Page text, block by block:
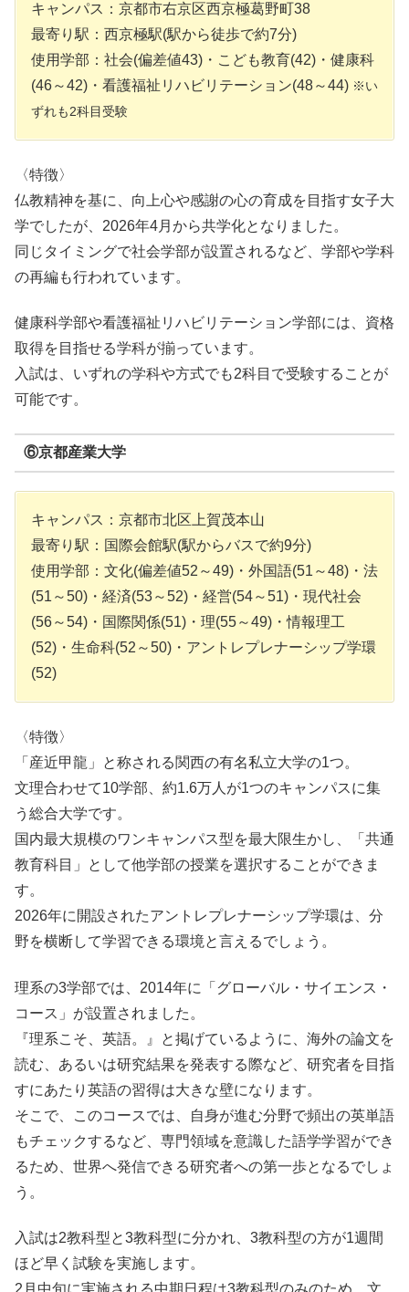
キャンパス：京都市右京区西京極葛野町38
最寄り駅：西京極駅(駅から徒歩で約7分)
使用学部：社会(偏差値43)・こども教育(42)・健康科
(46～42)・看護福祉リハビリテーション(48～44) ※い
ずれも2科目受験
〈特徴〉
仏教精神を基に、向上心や感謝の心の育成を目指す女子大
学でしたが、2026年4月から共学化となりました。
同じタイミングで社会学部が設置されるなど、学部や学科
の再編も行われています。
健康科学部や看護福祉リハビリテーション学部には、資格
取得を目指せる学科が揃っています。
入試は、いずれの学科や方式でも2科目で受験することが
可能です。
⑥京都産業大学
キャンパス：京都市北区上賀茂本山
最寄り駅：国際会館駅(駅からバスで約9分)
使用学部：文化(偏差値52～49)・外国語(51～48)・法
(51～50)・経済(53～52)・経営(54～51)・現代社会
(56～54)・国際関係(51)・理(55～49)・情報理工
(52)・生命科(52～50)・アントレプレナーシップ学環
(52)
〈特徴〉
「産近甲龍」と称される関西の有名私立大学の1つ。
文理合わせて10学部、約1.6万人が1つのキャンパスに集
う総合大学です。
国内最大規模のワンキャンパス型を最大限生かし、「共通
教育科目」として他学部の授業を選択することができま
す。
2026年に開設されたアントレプレナーシップ学環は、分
野を横断して学習できる環境と言えるでしょう。
理系の3学部では、2014年に「グローバル・サイエンス・
コース」が設置されました。
『理系こそ、英語。』と掲げているように、海外の論文を
読む、あるいは研究結果を発表する際など、研究者を目指
すにあたり英語の習得は大きな壁になります。
そこで、このコースでは、自身が進む分野で頻出の英単語
もチェックするなど、専門領域を意識した語学学習ができ
るため、世界へ発信できる研究者への第一歩となるでしょ
う。
入試は2教科型と3教科型に分かれ、3教科型の方が1週間
ほど早く試験を実施します。
2月中旬に実施される中期日程は3教科型のみのため、文